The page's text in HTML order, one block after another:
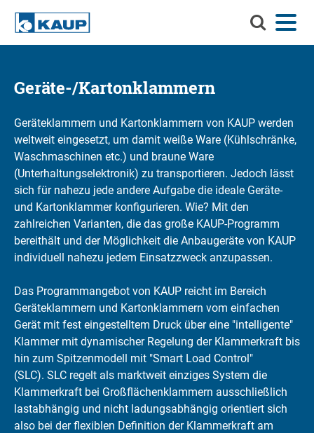
Sie
Suchen
Menü
Sprache
Kontakt Login
Service
Info-Center
Unternehmen
Karriere
Geräte-/Kartonklammern
Geräteklammern und Kartonklammern von KAUP werden
weltweit eingesetzt, um damit weiße Ware (Kühlschränke,
Waschmaschinen etc.) und braune Ware
(Unterhaltungselektronik) zu transportieren. Jedoch lässt
sich für nahezu jede andere Aufgabe die ideale Geräte-
und Kartonklammer konfigurieren. Wie? Mit den
zahlreichen Varianten, die das große KAUP-Programm
bereithält und der Möglichkeit die Anbaugeräte von KAUP
individuell nahezu jedem Einsatzzweck anzupassen.
Das Programmangebot von KAUP reicht im Bereich
Geräteklammern und Kartonklammern vom einfachen
Gerät mit fest eingestelltem Druck über eine "intelligente"
Klammer mit dynamischer Regelung der Klammerkraft bis
hin zum Spitzenmodell mit "Smart Load Control"
(SLC). SLC regelt als marktweit einziges System die
Klammerkraft bei Großflächenklammern ausschließlich
lastabhängig und nicht ladungsabhängig orientiert sich
also bei der flexiblen Definition der Klammerkraft am